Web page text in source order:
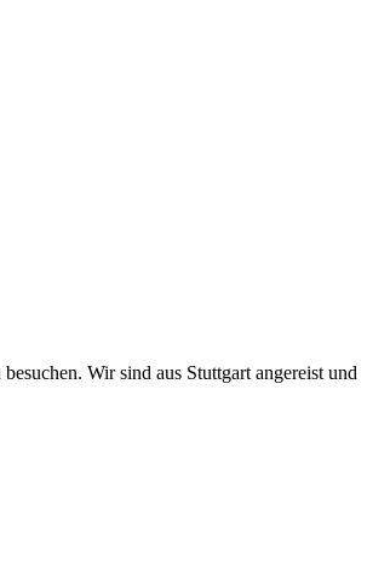
Wir sind aus Stuttgart angereist und